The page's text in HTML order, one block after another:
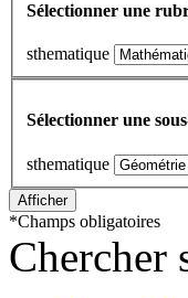
Sélectionner une
sthematique
Sélectionner une
sthematique
*Champs obligatoires
Chercher